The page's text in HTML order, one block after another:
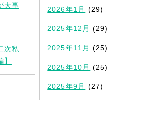
大事
次私
2026年1月 (29)
2025年12月 (29)
2025年11月 (25)
2025年10月 (25)
2025年9月 (27)